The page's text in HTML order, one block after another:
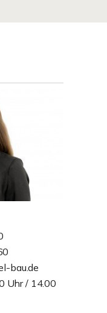
bau.de
Uhr / 14.00